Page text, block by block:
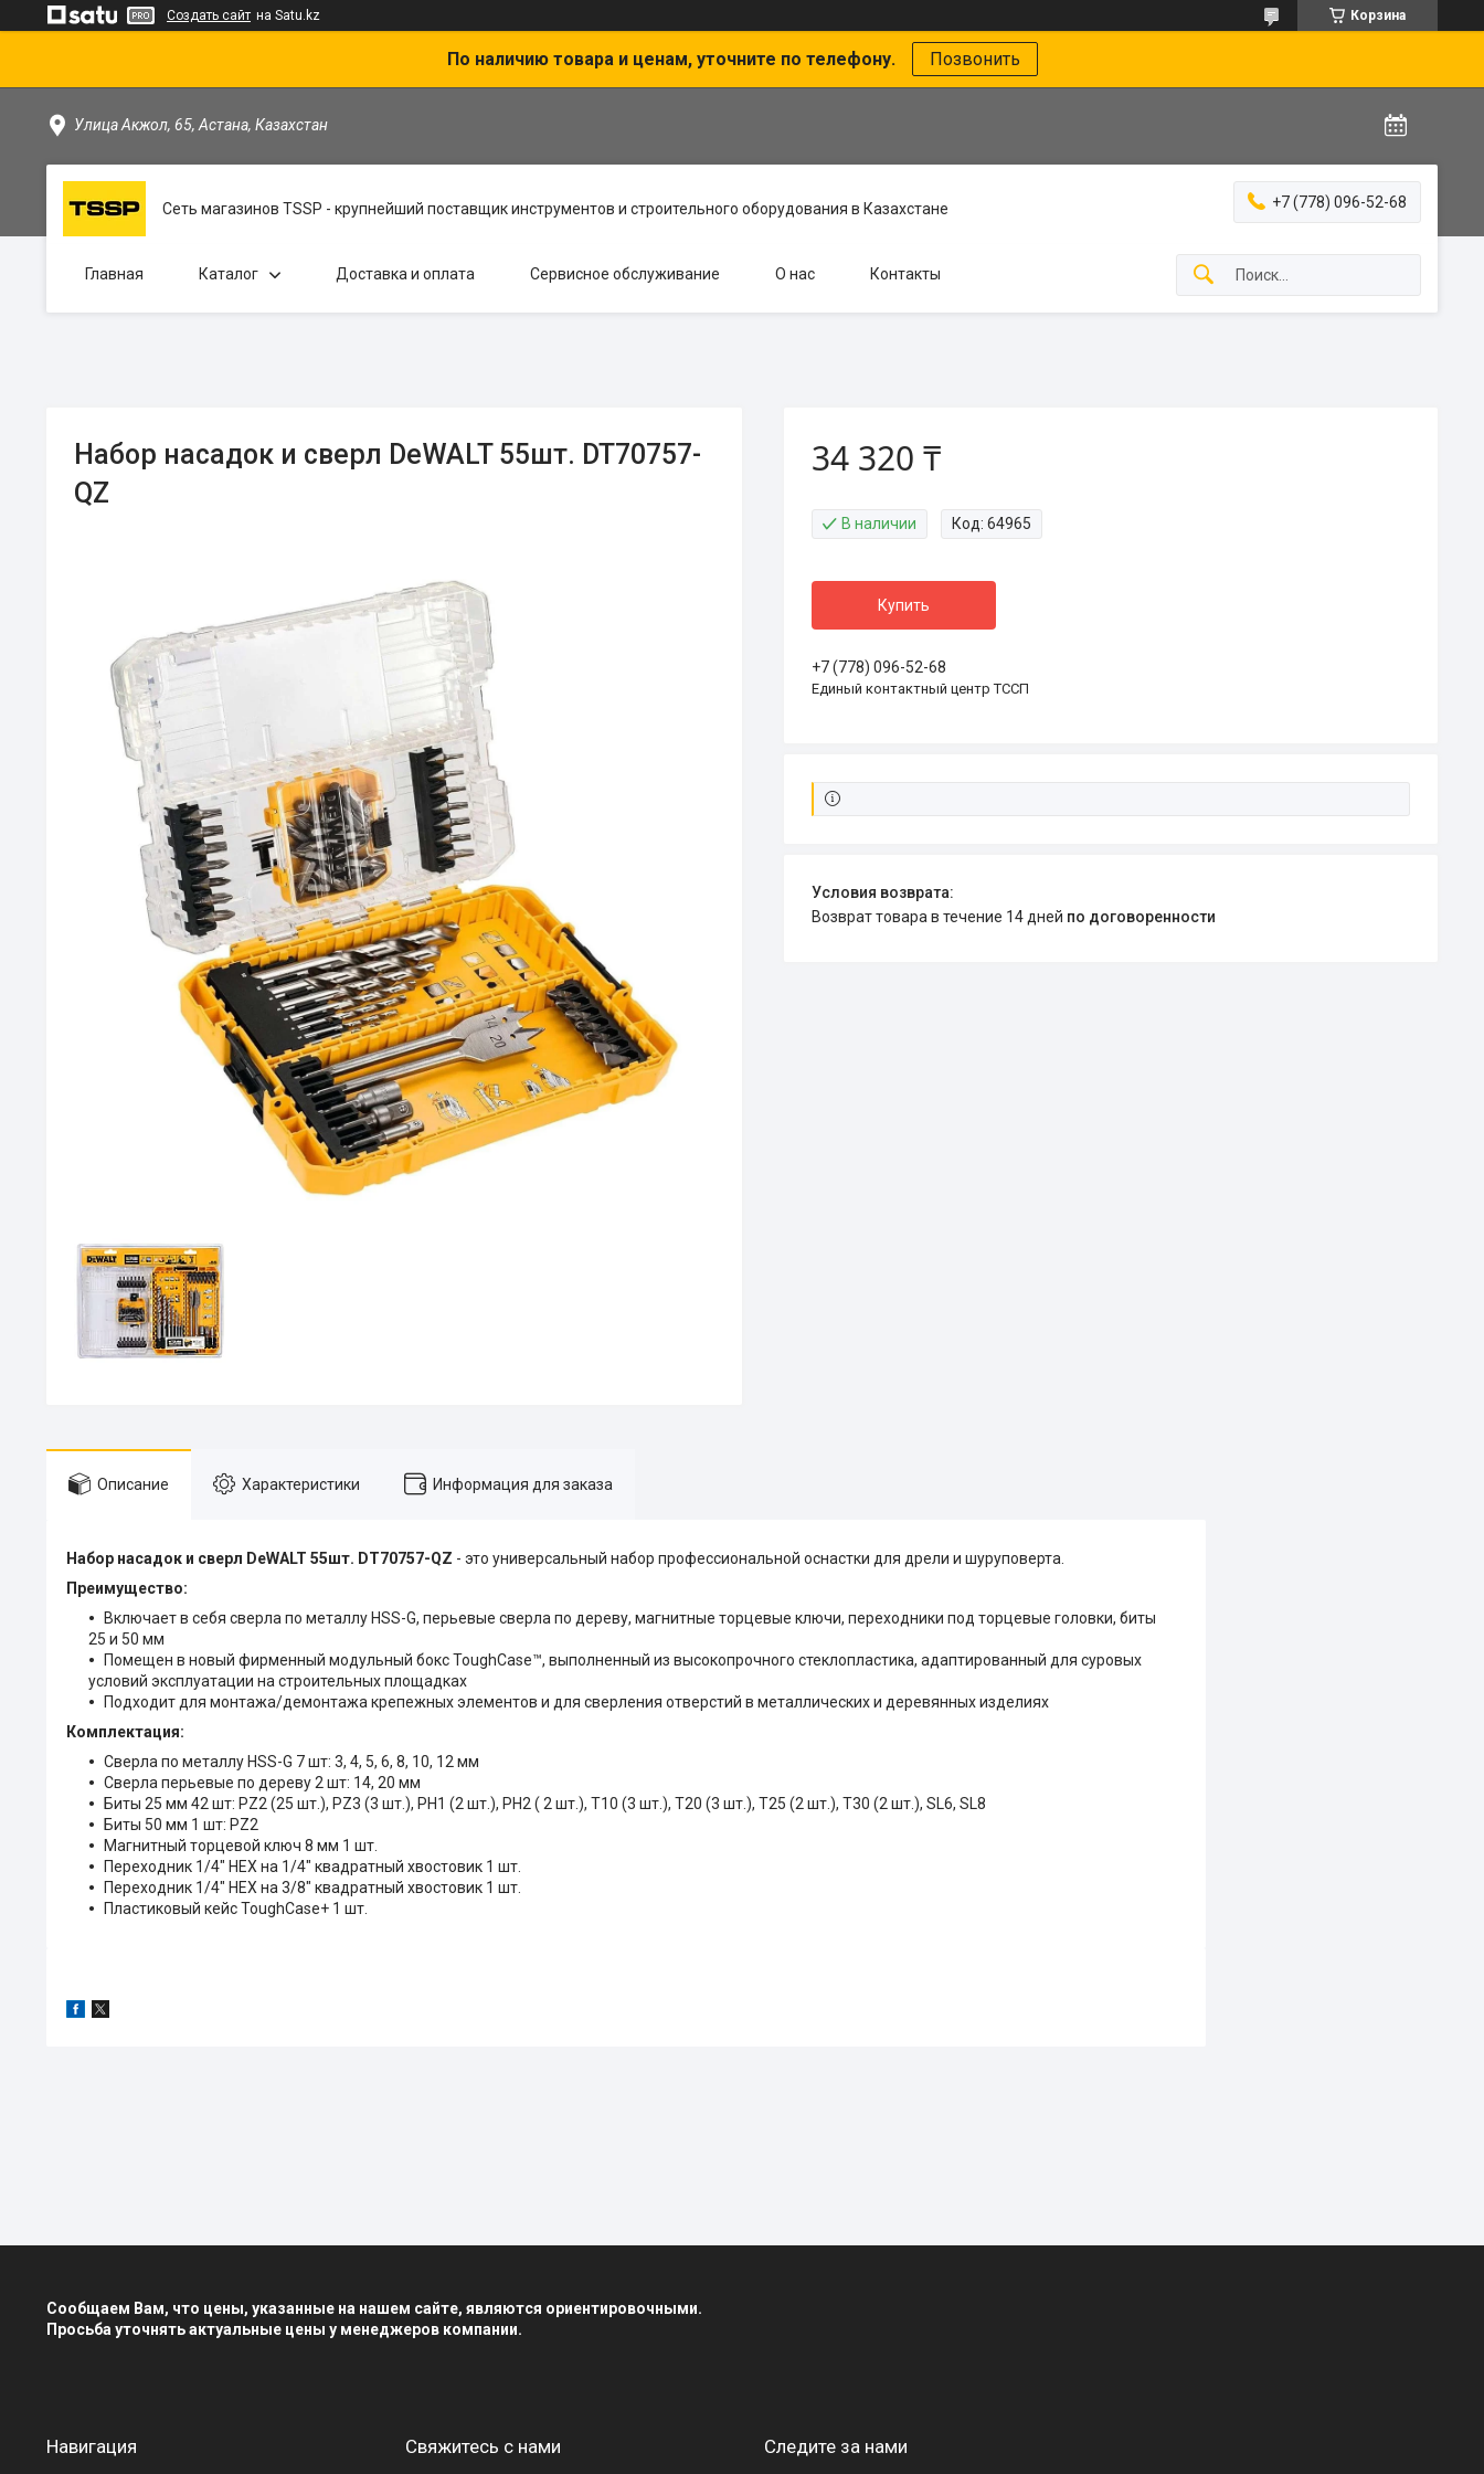
Создать сайт на Satu.kz Корзина
По наличию товара и ценам, уточните по телефону. Позвонить
Улица Акжол, 65, Астана, Казахстан
Сеть магазинов TSSP - крупнейший поставщик инструментов и строительного оборудования в Казахстане +7 (778) 096-52-68
Главная Каталог Доставка и оплата Сервисное обслуживание О нас Контакты
Набор насадок и сверл DeWALT 55шт. DT70757-
QZ
34 320 ₸
В наличии Код: 64965
Купить
+7 (778) 096-52-68
Единый контактный центр ТССП
возврат товара в течение 14 дней по договоренности
Описание Характеристики Информация для заказа
Набор насадок и сверл DeWALT 55шт. DT70757-QZ - это универсальный набор профессиональной оснастки для дрели и шуруповерта.
Преимущество:
Включает в себя сверла по металлу HSS-G, перьевые сверла по дереву, магнитные торцевые ключи, переходники под торцевые головки, биты
25 и 50 мм
Помещен в новый фирменный модульный бокс ToughCase™, выполненный из высокопрочного стеклопластика, адаптированный для суровых
условий эксплуатации на строительных площадках
Подходит для монтажа/демонтажа крепежных элементов и для сверления отверстий в металлических и деревянных изделиях
Комплектация:
Сверла по металлу HSS-G 7 шт: 3, 4, 5, 6, 8, 10, 12 мм
Сверла перьевые по дереву 2 шт: 14, 20 мм
Биты 25 мм 42 шт: PZ2 (25 шт.), PZ3 (3 шт.), PH1 (2 шт.), PH2 ( 2 шт.), T10 (3 шт.), T20 (3 шт.), T25 (2 шт.), T30 (2 шт.), SL6, SL8
Биты 50 мм 1 шт: PZ2
Магнитный торцевой ключ 8 мм 1 шт.
Переходник 1/4" HEX на 1/4" квадратный хвостовик 1 шт.
Переходник 1/4" HEX на 3/8" квадратный хвостовик 1 шт.
Пластиковый кейс ToughCase+ 1 шт.
Сообщаем Вам, что цены, указанные на нашем сайте, являются ориентировочными.
Просьба уточнять актуальные цены у менеджеров компании.
Навигация Свяжитесь с нами Следите за нами